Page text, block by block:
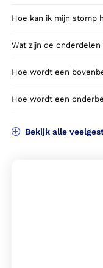
Hoe kan ik mijn stomp
Wat zijn de
Hoe wordt een
Hoe wordt een
Bekijk alle